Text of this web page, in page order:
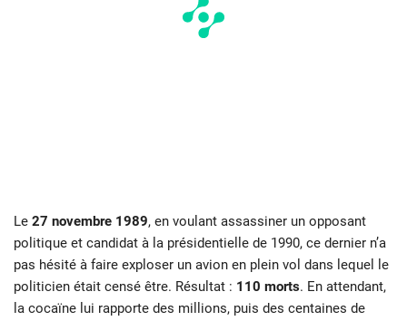
Le 27 novembre 1989, en voulant assassiner un opposant
politique et candidat à la présidentielle de 1990, ce dernier n’a
pas hésité à faire exploser un avion en plein vol dans lequel le
politicien était censé être. Résultat : 110 morts. En attendant,
la cocaïne lui rapporte des millions, puis des centaines de